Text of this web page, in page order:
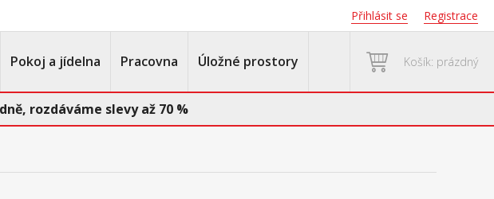
Přihlásit se Registrace
Pokoj a jídelna Pracovna Úložné prostory Košík: prázdný
rozdáváme slevy až 70 %